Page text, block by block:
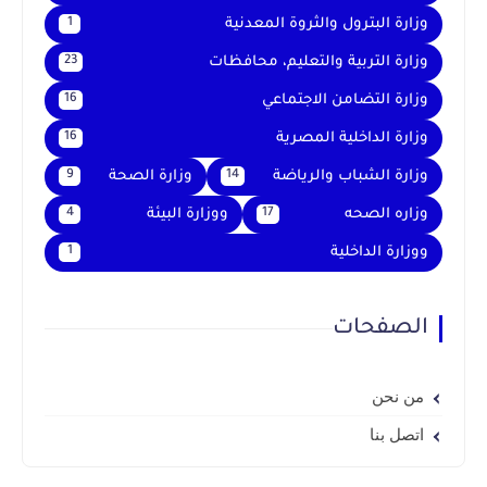
وزارة البترول والثروة المعدنية 1
وزارة التربية والتعليم، محافظات 23
وزارة التضامن الاجتماعي 16
وزارة الداخلية المصرية 16
وزارة الشباب والرياضة 14 وزارة الصحة 9
وزاره الصحه 17 ووزارة البيئة 4
ووزارة الداخلية 1
الصفحات
من نحن
اتصل بنا